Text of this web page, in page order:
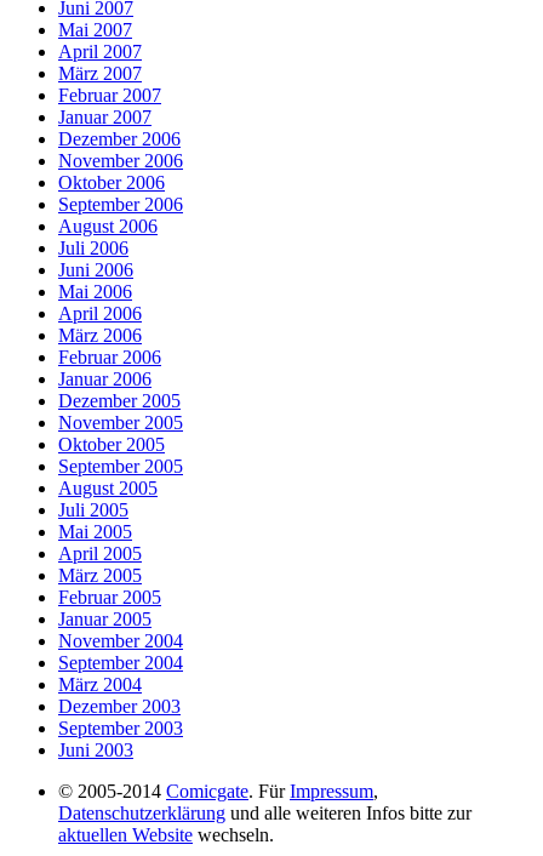
Juni 2007
Mai 2007
April 2007
März 2007
Februar 2007
Januar 2007
Dezember 2006
November 2006
Oktober 2006
September 2006
August 2006
Juli 2006
Juni 2006
Mai 2006
April 2006
März 2006
Februar 2006
Januar 2006
Dezember 2005
November 2005
Oktober 2005
September 2005
August 2005
Juli 2005
Mai 2005
April 2005
März 2005
Februar 2005
Januar 2005
November 2004
September 2004
März 2004
Dezember 2003
September 2003
Juni 2003
© 2005-2014 Comicgate. FürImpressum,
Datenschutzerklärung und alle weiteren Infos bitte zur
aktuellen Website wechseln.